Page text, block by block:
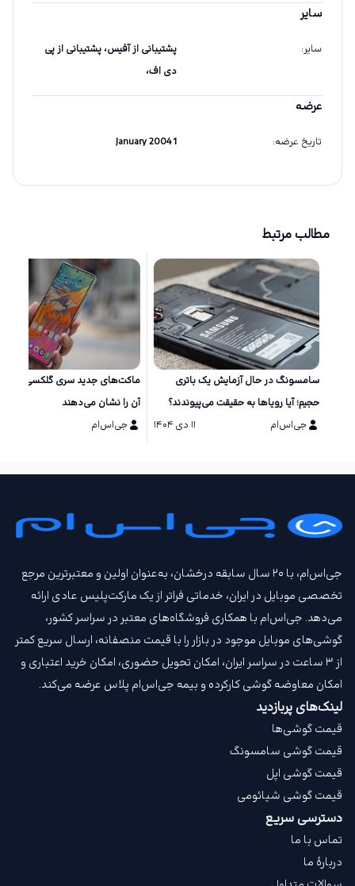
سایر
سایر:
پشتیبانی از آفیس، پشتیبانی از پی
دی اف،
عرضه
تاریخ عرضه:
1 January 2004
مطالب مرتبط
سامسونگ در حال آزمایش یک باتری
حجیم؛ آیا رویاها به حقیقت می‌پیوندند؟
جی‌اس‌ام
۱۱ دی ۱۴۰۴
آن را نشان می‌دهند
جی‌اس‌ام
جی‌اس‌ام، با ۲۰ سال سابقه درخشان، به‌عنوان اولین و معتبرترین مرجع
تخصصی موبایل در ایران، خدماتی فراتر از یک مارکت‌پلیس عادی ارائه
می‌دهد. جی‌اس‌ام با همکاری فروشگاه‌های معتبر در سراسر کشور،
گوشی‌های موبایل موجود در بازار را با قیمت‌ منصفانه، ارسال سریع کمتر
از ۳ ساعت در سراسر ایران، امکان تحویل حضوری، امکان خرید اعتباری و
امکان معاوضه گوشی کارکرده و بیمه جی‌اس‌ام‌ پلاس عرضه می‌کند.
لینک‌های پربازدید
قیمت گوشی‌ها
قیمت گوشی سامسونگ
قیمت گوشی اپل
قیمت گوشی شیائومی
دسترسی سریع
تماس با ما
دربارهٔ ما